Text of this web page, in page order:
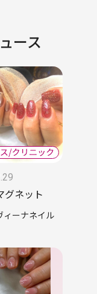
ース
グネット
ィーナネイル